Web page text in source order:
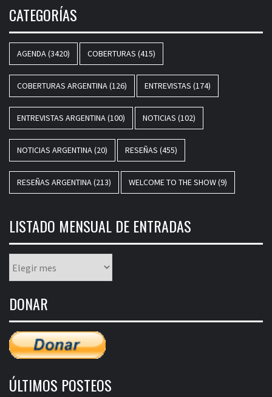
CATEGORÍAS
AGENDA(3420) COBERTURAS (415)
COBERTURAS ARGENTINA(126) ENTREVISTAS (174)
ENTREVISTAS ARGENTINA(100) NOTICIAS (102)
NOTICIAS ARGENTINA(20) RESEÑAS (455)
RESEÑAS ARGENTINA(213) WELCOME TO THE SHOW(9)
LISTADO MENSUAL DE ENTRADAS
mensual
entradas
DONAR
ÚLTIMOS POSTEOS